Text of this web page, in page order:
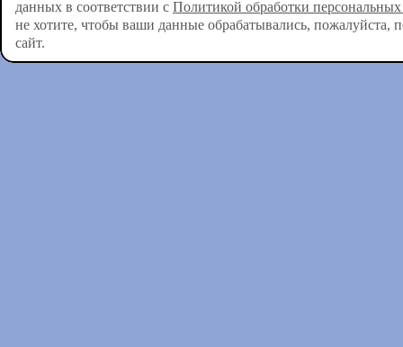
данных в соответствии с Политикой обработки
не хотите, чтобы ваши данные обрабатывались, пожалуйста,
сайт.